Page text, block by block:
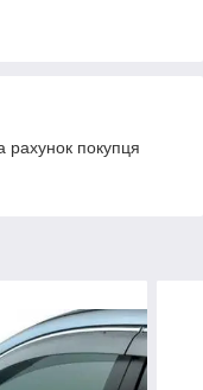
рахунок покупця